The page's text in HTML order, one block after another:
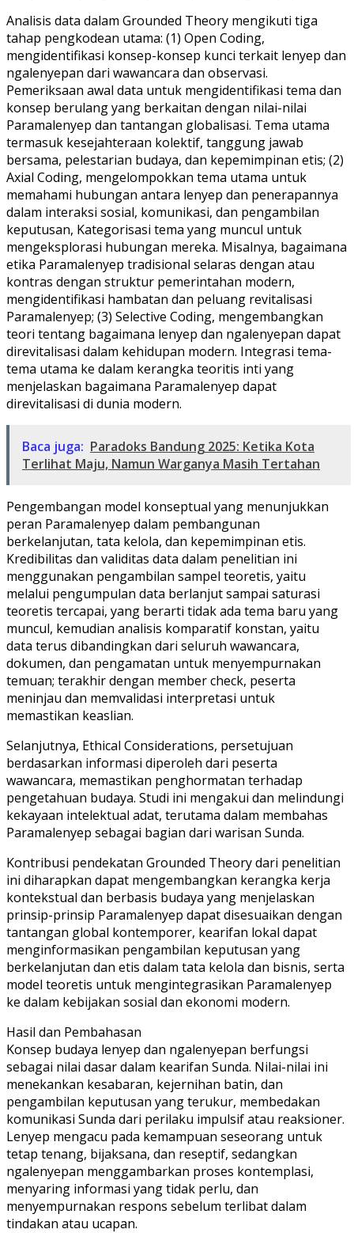
Analisis data dalam Grounded Theory mengikuti tiga
tahap pengkodean utama: (1) Open Coding,
mengidentifikasi konsep-konsep kunci terkait lenyep dan
ngalenyepan dari wawancara dan observasi.
Pemeriksaan awal data untuk mengidentifikasi tema dan
konsep berulang yang berkaitan dengan nilai-nilai
Paramalenyep dan tantangan globalisasi. Tema utama
termasuk kesejahteraan kolektif, tanggung jawab
bersama, pelestarian budaya, dan kepemimpinan etis; (2)
Axial Coding, mengelompokkan tema utama untuk
memahami hubungan antara lenyep dan penerapannya
dalam interaksi sosial, komunikasi, dan pengambilan
keputusan, Kategorisasi tema yang muncul untuk
mengeksplorasi hubungan mereka. Misalnya, bagaimana
etika Paramalenyep tradisional selaras dengan atau
kontras dengan struktur pemerintahan modern,
mengidentifikasi hambatan dan peluang revitalisasi
Paramalenyep; (3) Selective Coding, mengembangkan
teori tentang bagaimana lenyep dan ngalenyepan dapat
direvitalisasi dalam kehidupan modern. Integrasi tema-
tema utama ke dalam kerangka teoritis inti yang
menjelaskan bagaimana Paramalenyep dapat
direvitalisasi di dunia modern.
Baca juga: Paradoks Bandung 2025: Ketika Kota
Terlihat Maju, Namun Warganya Masih Tertahan
Pengembangan model konseptual yang menunjukkan
peran Paramalenyep dalam pembangunan
berkelanjutan, tata kelola, dan kepemimpinan etis.
Kredibilitas dan validitas data dalam penelitian ini
menggunakan pengambilan sampel teoretis, yaitu
melalui pengumpulan data berlanjut sampai saturasi
teoretis tercapai, yang berarti tidak ada tema baru yang
muncul, kemudian analisis komparatif konstan, yaitu
data terus dibandingkan dari seluruh wawancara,
dokumen, dan pengamatan untuk menyempurnakan
temuan; terakhir dengan member check, peserta
meninjau dan memvalidasi interpretasi untuk
memastikan keaslian.
Selanjutnya, Ethical Considerations, persetujuan
berdasarkan informasi diperoleh dari peserta
wawancara, memastikan penghormatan terhadap
pengetahuan budaya. Studi ini mengakui dan melindungi
kekayaan intelektual adat, terutama dalam membahas
Paramalenyep sebagai bagian dari warisan Sunda.
Kontribusi pendekatan Grounded Theory dari penelitian
ini diharapkan dapat mengembangkan kerangka kerja
kontekstual dan berbasis budaya yang menjelaskan
prinsip-prinsip Paramalenyep dapat disesuaikan dengan
tantangan global kontemporer, kearifan lokal dapat
menginformasikan pengambilan keputusan yang
berkelanjutan dan etis dalam tata kelola dan bisnis, serta
model teoretis untuk mengintegrasikan Paramalenyep
ke dalam kebijakan sosial dan ekonomi modern.
Hasil dan Pembahasan
Konsep budaya lenyep dan ngalenyepan berfungsi
sebagai nilai dasar dalam kearifan Sunda. Nilai-nilai ini
menekankan kesabaran, kejernihan batin, dan
pengambilan keputusan yang terukur, membedakan
komunikasi Sunda dari perilaku impulsif atau reaksioner.
Lenyep mengacu pada kemampuan seseorang untuk
tetap tenang, bijaksana, dan reseptif, sedangkan
ngalenyepan menggambarkan proses kontemplasi,
menyaring informasi yang tidak perlu, dan
menyempurnakan respons sebelum terlibat dalam
tindakan atau ucapan.